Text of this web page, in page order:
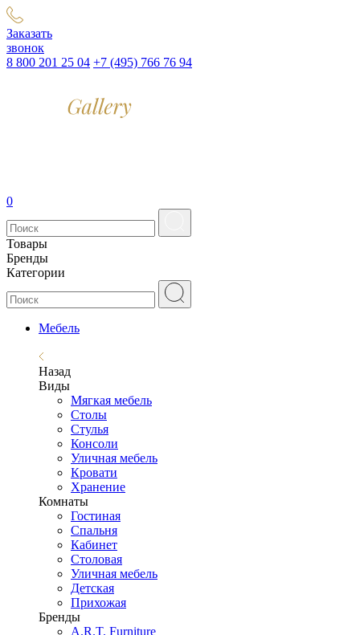
Заказать
звонок
8 800 201 25 04 +7 (495) 766 76 94
0
Товары
Бренды
Категории
Мебель
Назад
Виды
Мягкая мебель
Столы
Стулья
Консоли
Уличная мебель
Кровати
Хранение
Комнаты
Гостиная
Спальня
Кабинет
Столовая
Уличная мебель
Детская
Прихожая
Бренды
A.R.T. Furniture